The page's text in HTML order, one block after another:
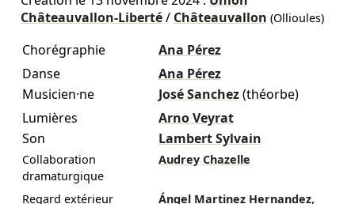
Châteauvallon-Liberté/ Châteauvallon (Ollioules)
Chorégraphie
Ana Pérez
Danse
Ana Pérez
Musicien·ne
José Sanchez (théorbe)
Lumières
Arno Veyrat
Son
Lambert Sylvain
Collaboration
dramaturgique
Audrey Chazelle
Regard extérieur Ángel Martinez Hernandez,